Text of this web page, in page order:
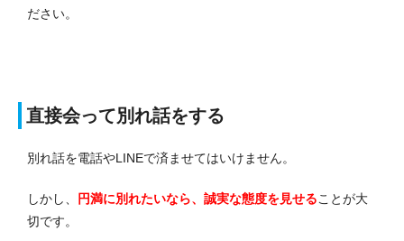
ださい。
直接会って別れ話をする
別れ話を電話やLINEで済ませてはいけません。
しかし、 円満に別れたいなら、誠実な態度を見せることが大
切です。